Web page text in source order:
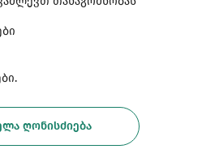
ᲦᲝᲜᲘᲡᲫᲘᲔᲑᲐ